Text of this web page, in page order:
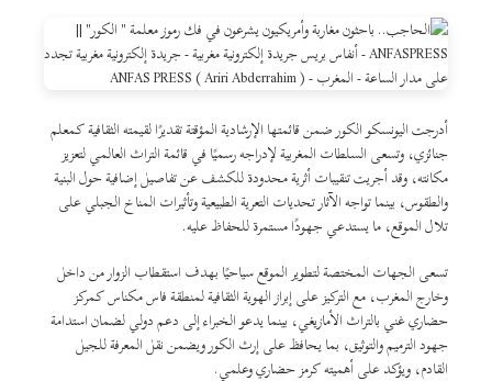
أدرجت اليونسكو الكور ضمن قائمتها الإرشادية المؤقتة تقديرًا لقيمته الثقافية كمعلم
جنائزي، وتسعى السلطات المغربية لإدراجه رسميًا في قائمة التراث العالمي لتعزيز
مكانته، وقد أجريت تنقيبات أثرية محدودة للكشف عن تفاصيل إضافية حول البنية
والطقوس، بينما تواجه الآثار تحديات التعرية الطبيعية وتأثيرات المناخ الجبلي على
تلال الموقع، ما يستدعي جهودًا مستمرة للحفاظ عليه.
تسعى الجهات المختصة لتطوير الموقع سياحيًا بهدف استقطاب الزوار من داخل
وخارج المغرب، مع التركيز على إبراز الهوية الثقافية لمنطقة فاس مكناس كمركز
حضاري غني بالتراث الأمازيغي، بينما يدعو الخبراء إلى دعم دولي لضمان استدامة
جهود الترميم والتوثيق، بما يحافظ على إرث الكور ويضمن نقل المعرفة للجيل
القادم، ويؤكد على أهميته كرمز حضاري وعلمي.